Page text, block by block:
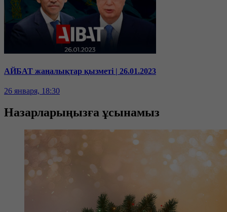
АЙБАТ жаңалықтар қызметі | 26.01.2023
26 января, 18:30
Назарларыңызға ұсынамыз